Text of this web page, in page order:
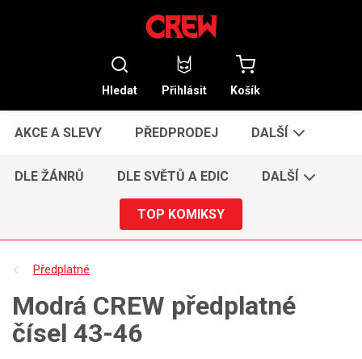
Hledat Přihlásit Košík
AKCE A SLEVY PŘEDPRODEJ DALŠÍ
DLE ŽÁNRŮ DLE SVĚTŮ A EDIC DALŠÍ
TOP KOMIKSY
Předplatné
Modrá CREW předplatné
čísel 43-46